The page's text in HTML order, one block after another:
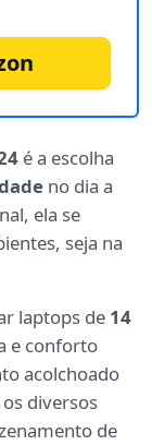
é a escolha
no dia a
ela se
seja na
laptops de 14
e conforto
acolchoado
diversos
de